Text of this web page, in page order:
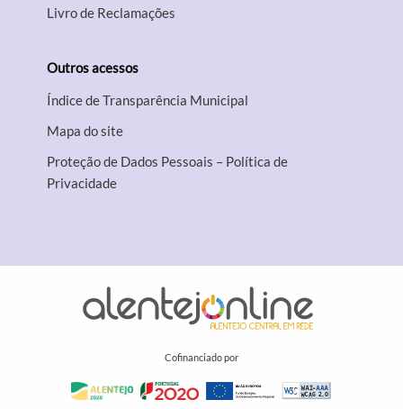
Livro de Reclamações
Outros acessos
Índice de Transparência Municipal
Mapa do site
Proteção de Dados Pessoais – Política de
Privacidade
Cofinanciado por